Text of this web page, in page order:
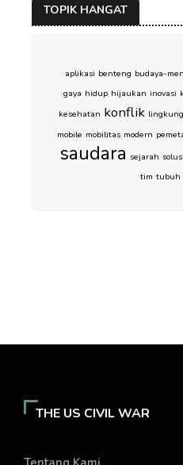
TOPIK HANGAT
aplikasi benteng budaya-
gaya hidup hijaukan inovasi
kesehatan konflik
mobile mobilitas modern
saudara sejarah solusi
tim tubuh
THE US CIVIL WAR